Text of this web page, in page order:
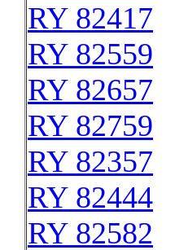
RY 82417
RY 82559
RY 82657
RY 82759
RY 82357
RY 82444
RY 82582